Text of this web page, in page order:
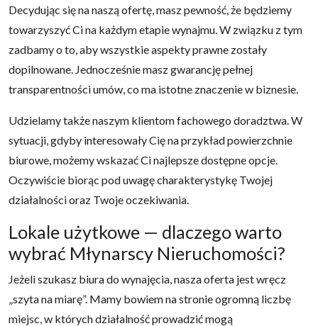
Decydując się na naszą ofertę, masz pewność, że będziemy
towarzyszyć Ci na każdym etapie wynajmu. W związku z tym
zadbamy o to, aby wszystkie aspekty prawne zostały
dopilnowane. Jednocześnie masz gwarancję pełnej
transparentności umów, co ma istotne znaczenie w biznesie.
Udzielamy także naszym klientom fachowego doradztwa. W
sytuacji, gdyby interesowały Cię na przykład powierzchnie
biurowe, możemy wskazać Ci najlepsze dostępne opcje.
Oczywiście biorąc pod uwagę charakterystykę Twojej
działalności oraz Twoje oczekiwania.
Lokale użytkowe — dlaczego warto
wybrać Młynarscy Nieruchomości?
Jeżeli szukasz biura do wynajęcia, nasza oferta jest wręcz
„szyta na miarę”. Mamy bowiem na stronie ogromną liczbę
miejsc, w których działalność prowadzić mogą